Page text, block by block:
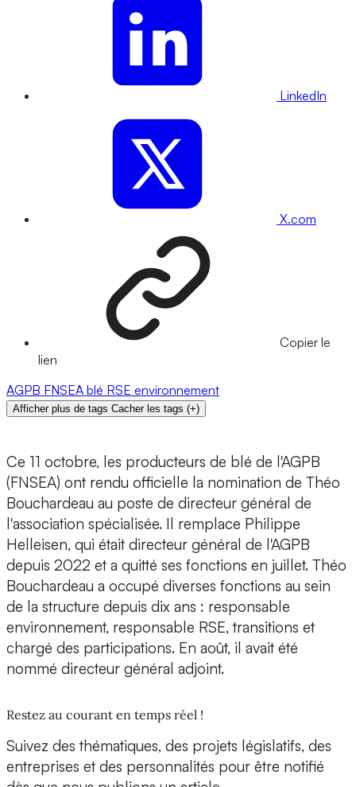
LinkedIn
X.com
Copier le
lien
AGPB FNSEA blé RSE environnement
Afficher plus de tags Cacher les tags (+)
Ce 11 octobre, les producteurs de blé de l'AGPB
(FNSEA) ont rendu officielle la nomination de Théo
Bouchardeau au poste de directeur général de
l'association spécialisée. Il remplace Philippe
Helleisen, qui était directeur général de l'AGPB
depuis 2022 et a quitté ses fonctions en juillet. Théo
Bouchardeau a occupé diverses fonctions au sein
de la structure depuis dix ans : responsable
environnement, responsable RSE, transitions et
chargé des participations. En août, il avait été
nommé directeur général adjoint.
Restez au courant en temps réel !
Suivez des thématiques, des projets législatifs, des
entreprises et des personnalités pour être notifié